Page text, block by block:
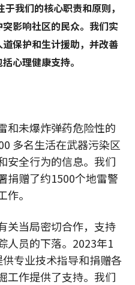
我们的核心职责和原则，
影响社区的民众。我们实
保护和生计援助，并改善
心理健康支持。
和未爆炸弹药危险性的
多名生活在武器污染区
安全行为的信息。我们
捐赠了约1500个地雷警
。
关当局密切合作，支持
人员的下落。2023年1
专业技术指导和捐赠各
工作提供了支持。我们